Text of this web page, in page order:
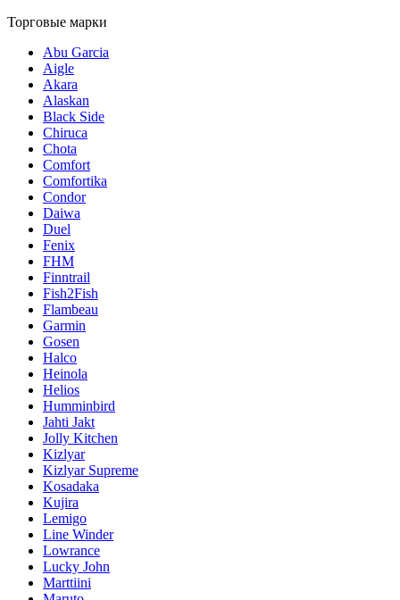
Торговые марки
Abu Garcia
Aigle
Akara
Alaskan
Black Side
Chiruca
Chota
Comfort
Comfortika
Condor
Daiwa
Duel
Fenix
FHM
Finntrail
Fish2Fish
Flambeau
Garmin
Gosen
Halco
Heinola
Helios
Humminbird
Jahti Jakt
Jolly Kitchen
Kizlyar
Kizlyar Supreme
Kosadaka
Kujira
Lemigo
Line Winder
Lowrance
Lucky John
Marttiini